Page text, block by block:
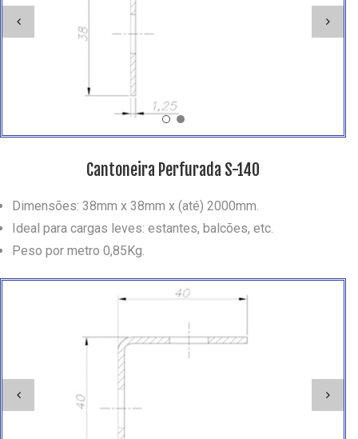
Cantoneira Perfurada S-140
Dimensões: 38mm x 38mm x (até) 2000mm.
Ideal para cargas leves: estantes, balcões, etc.
Peso por metro 0,85Kg.